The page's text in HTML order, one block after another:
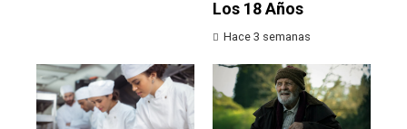
Los 18 Años
Hace 3 semanas